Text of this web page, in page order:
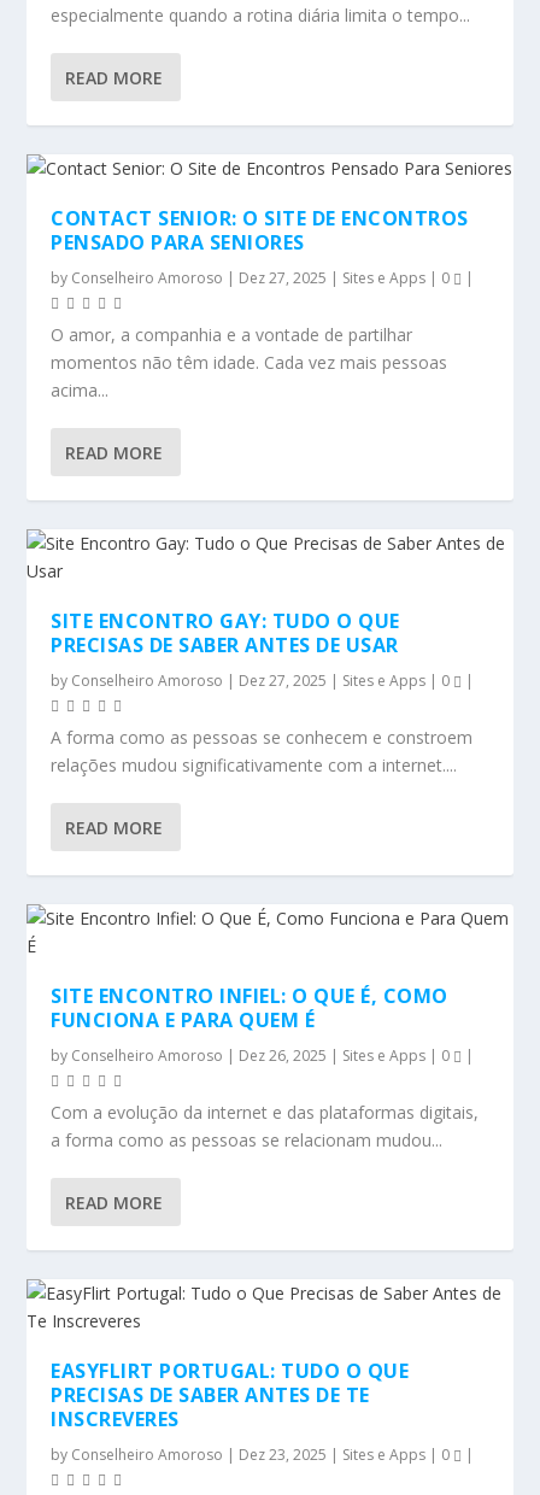
especialmente quando a rotina diária limita o tempo...
READ MORE
CONTACT SENIOR: O SITE DE ENCONTROS
PENSADO PARA SENIORES
by Conselheiro Amoroso | Dez 27, 2025 | Sites e Apps | 0 |
O amor, a companhia e a vontade de partilhar
momentos não têm idade. Cada vez mais pessoas
acima...
READ MORE
SITE ENCONTRO GAY: TUDO O QUE
PRECISAS DE SABER ANTES DE USAR
by Conselheiro Amoroso | Dez 27, 2025 | Sites e Apps | 0 |
A forma como as pessoas se conhecem e constroem
relações mudou significativamente com a internet....
READ MORE
SITE ENCONTRO INFIEL: O QUE É, COMO
FUNCIONA E PARA QUEM É
by Conselheiro Amoroso | Dez 26, 2025 | Sites e Apps | 0 |
Com a evolução da internet e das plataformas digitais,
a forma como as pessoas se relacionam mudou...
READ MORE
EASYFLIRT PORTUGAL: TUDO O QUE
PRECISAS DE SABER ANTES DE TE
INSCREVERES
by Conselheiro Amoroso | Dez 23, 2025 | Sites e Apps | 0 |